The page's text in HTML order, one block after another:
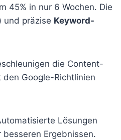
45% in nur 6 Wochen. Die
und präzise Keyword-
die Content-
Google-Richtlinien
Lösungen
Ergebnissen.